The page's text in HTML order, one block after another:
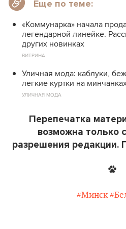
Еще по теме:
«Коммунарка» начала
легендарной линейке.
других новинках
ВИТРИНА
Уличная мода: каблуки,
легкие куртки на
УЛИЧНАЯ МОДА
Перепечатка
возможна только
разрешения редакции.
#Минск